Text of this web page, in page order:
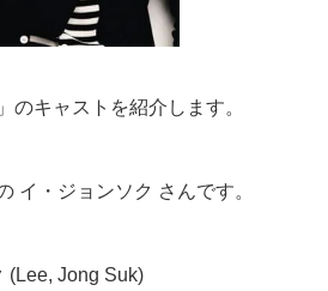
のキャストを紹介します。
イ・ジョンソク さんです。
(Lee, Jong Suk)